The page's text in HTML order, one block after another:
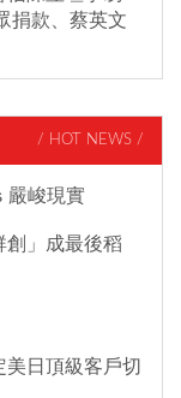
捐款、蔡英文
/ HOT NEWS /
嚴峻現實
」成最後稻
日頂級客戶切